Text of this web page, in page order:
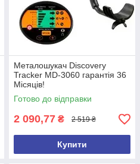
Металошукач Discovery
Tracker MD-3060 гарантія 36
Місяців!
Готово до відправки
2 090,77 ₴ 2 519 ₴
Купити